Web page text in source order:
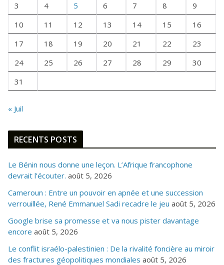
F
S
3
4 5 6 7 8
9
10
11 12 13 14 15
16
17
18 19 20 21 22
23
24
25 26 27 28 29
30
31
« Juil
RECENTS POSTS
Le Bénin nous donne une leçon. L’Afrique francophone
devrait l’écouter. août 5, 2026
Cameroun : Entre un pouvoir en apnée et une succession
verrouillée, René Emmanuel Sadi recadre le jeu août 5, 2026
Google brise sa promesse et va nous pister davantage
encore août 5, 2026
Le conflit israélo-palestinien : De la rivalité foncière au miroir
des fractures géopolitiques mondiales août 5, 2026